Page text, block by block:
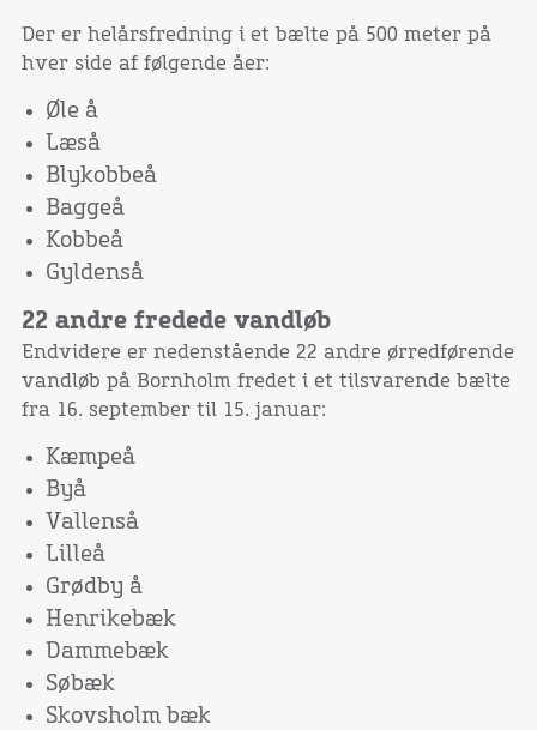
Der er helårsfredning i et bælte på 500 meter på
hver side af følgende åer:
Øle å
Læså
Blykobbeå
Baggeå
Kobbeå
Gyldenså
22 andre fredede vandløb
Endvidere er nedenstående 22 andre ørredførende
vandløb på Bornholm fredet i et tilsvarende bælte
fra 16. september til 15. januar:
Kæmpeå
Byå
Vallenså
Lilleå
Grødby å
Henrikebæk
Dammebæk
Søbæk
Skovsholm bæk